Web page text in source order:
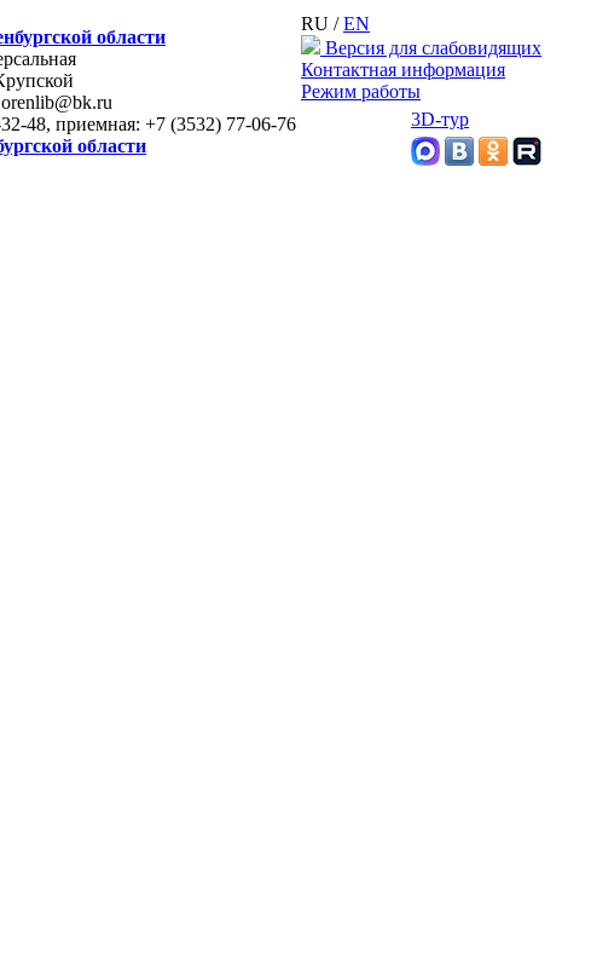
области
48, приемная: +7 (3532) 77-06-76
области
RU /EN
Версия для слабовидящих
Контактная информация
Режим работы
3D-тур